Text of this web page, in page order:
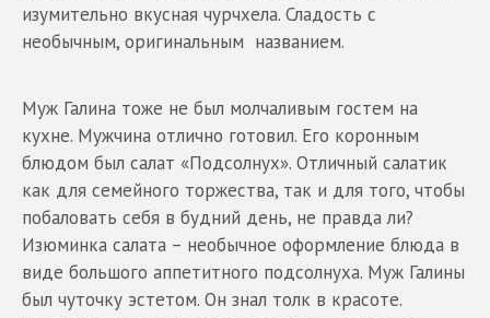
изумительно вкусная чурчхела. Сладость с
необычным, оригинальным названием.
Муж Галина тоже не был молчаливым гостем на
кухне. Мужчина отлично готовил. Его коронным
блюдом был салат «Подсолнух». Отличный салатик
как для семейного торжества, так и для того, чтобы
побаловать себя в будний день, не правда ли?
Изюминка салата – необычное оформление блюда в
виде большого аппетитного подсолнуха. Муж Галины
был чуточку эстетом. Он знал толк в красоте.